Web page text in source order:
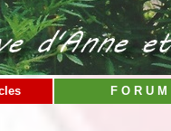
F O R U M